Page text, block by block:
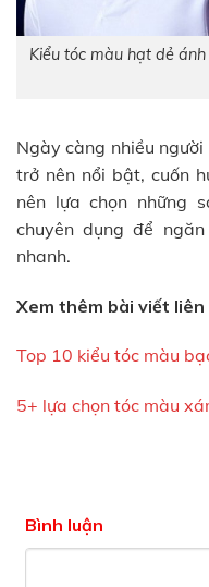
Kiểu tóc màu hạt dẻ
Ngày càng nhiều người
trở nên nổi bật, cuốn
nên lựa chọn những
chuyên dụng để
nhanh.
Xem thêm bài viết liên
Top 10 kiểu tóc màu
5+ lựa chọn tóc màu
Bình luận